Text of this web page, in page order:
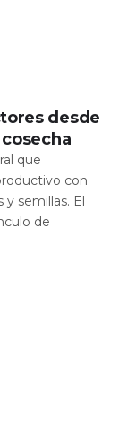
desde
que
con
semillas. El
de